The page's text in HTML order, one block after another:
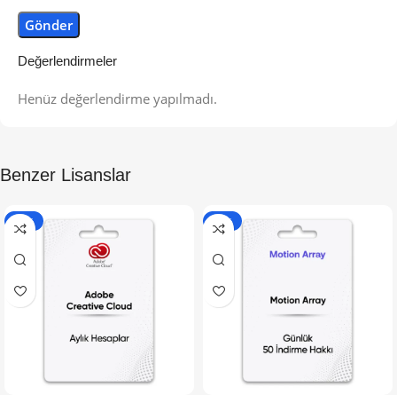
Değerlendirmeler
Henüz değerlendirme yapılmadı.
Benzer Lisanslar
-87% -53%